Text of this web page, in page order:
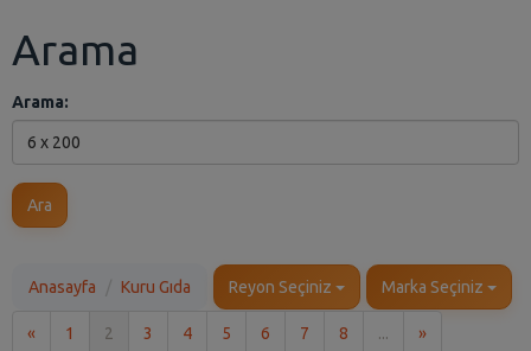
Arama
Arama:
Ara
Anasayfa Kuru Gıda Reyon Seçiniz Marka Seçiniz
« 1 2 3 4 5 6 7 8 ... »Son